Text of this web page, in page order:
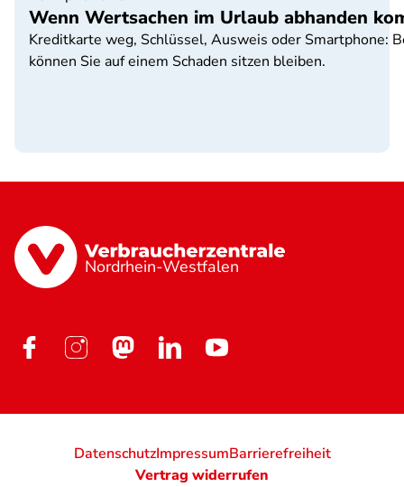
Wenn Wertsachen im Urlaub abhanden
Kreditkarte weg, Schlüssel, Ausweis oder Smartphone:
können Sie auf einem Schaden sitzen bleiben.
Nordrhein-Westfalen
DatenschutzImpressumBarrierefreiheit
Vertrag widerrufen